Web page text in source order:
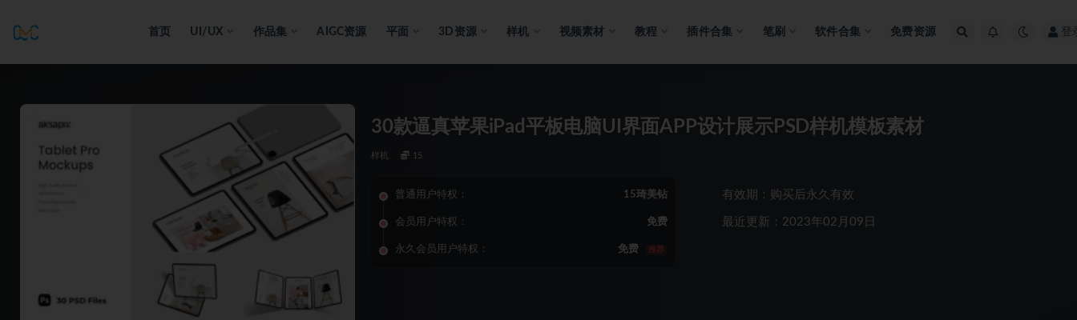
首页 UI/UX 作品集 AIGC资源 平面 3D资源 样机 视频素材 教程 插件合集 笔刷 软件合集 免费资源 登
30款逼真苹果iPad平板电脑UI界面APP设计展示PSD样机模板素材
样机 15
普通用户特权： 15琦美钻
会员用户特权： 免费
永久会员用户特权： 免费 推荐
有效期：购买后永久有效
最近更新：2023年02月09日